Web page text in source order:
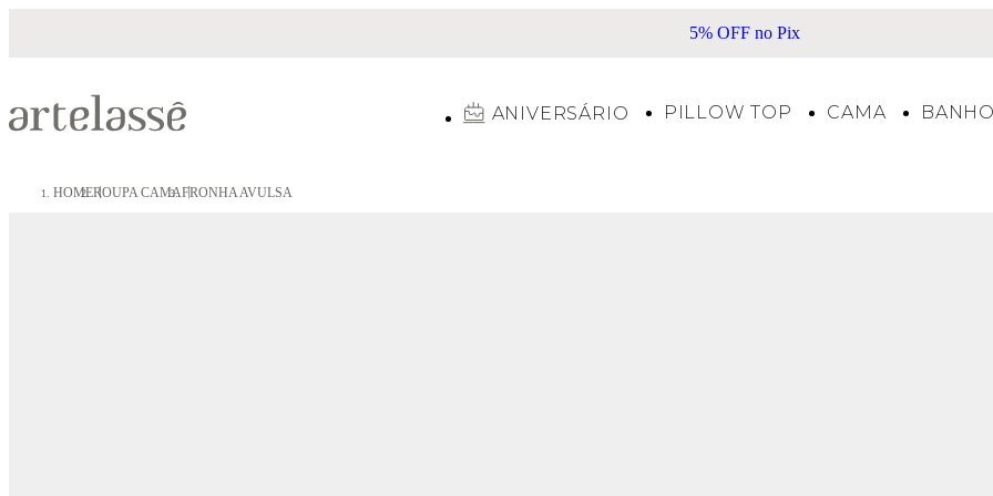
5% OFF no Pix
ANIVERSÁRIO PILLOW TOP CAMA BANHO
HOMEROUPA CAMAFRONHA AVULSA